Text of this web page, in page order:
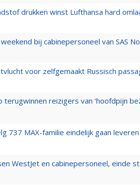
drukken winst Lufthansa hard
bij cabinepersoneel van SAS
voor zelfgemaakt Russisch
terugwinnen reizigers van ‘hoofdpijn
737 MAX-familie eindelijk gaan leveren
WestJet en cabinepersoneel, einde